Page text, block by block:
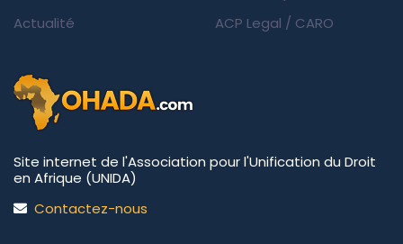
Actualité
ACP Legal / CARO
Site internet de l'Association pour l'Unification du Droit
en Afrique (UNIDA)
Contactez-nous